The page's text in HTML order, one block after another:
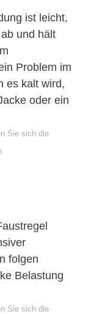
ist leicht,
und hält
Problem im
es kalt wird,
oder ein
Sie sich die
folgen
Belastung
Sie sich die